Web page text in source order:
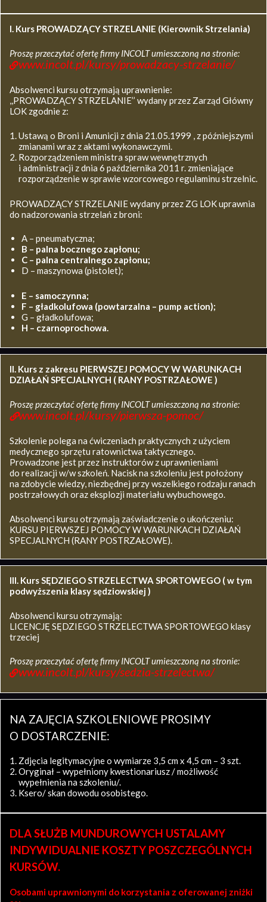
I. Kurs PROWADZĄCY STRZELANIE (Kierownik Strzelania)
Proszę przeczytać ofertę firmy INCOLT umieszczoną na stronie:
www.incolt.pl/kursy/prowadzacy-strzelanie/
Absolwenci kursu otrzymają uprawnienie:
,,PROWADZĄCY STRZELANIE’’ wydany przez Zarząd Główny
LOK zgodnie z:
Ustawą o Broni i Amunicji z dnia 21.05.1999 , z późniejszymi
zmianami wraz z aktami wykonawczymi.
Rozporządzeniem ministra spraw wewnętrznych
i administracji z dnia 6 października 2011 r. zmieniające
rozporządzenie w sprawie wzorcowego regulaminu strzelnic.
PROWADZĄCY STRZELANIE wydany przez ZG LOK uprawnia
do nadzorowania strzelań z broni:
A – pneumatyczna;
B – palna bocznego zapłonu;
C – palna centralnego zapłonu;
D – maszynowa (pistolet);
E – samoczynna;
F – gładkolufowa (powtarzalna – pump action);
G – gładkolufowa;
H – czarnoprochowa.
II. Kurs z zakresu PIERWSZEJ POMOCY W WARUNKACH
DZIAŁAŃ SPECJALNYCH ( RANY POSTRZAŁOWE )
Proszę przeczytać ofertę firmy INCOLT umieszczoną na stronie:
www.incolt.pl/kursy/pierwsza-pomoc/
Szkolenie polega na ćwiczeniach praktycznych z użyciem
medycznego sprzętu ratownictwa taktycznego.
Prowadzone jest przez instruktorów z uprawnieniami
do realizacji w/w szkoleń. Nacisk na szkoleniu jest położony
na zdobycie wiedzy, niezbędnej przy wszelkiego rodzaju ranach
postrzałowych oraz eksplozji materiału wybuchowego.
Absolwenci kursu otrzymają zaświadczenie o ukończeniu:
KURSU PIERWSZEJ POMOCY W WARUNKACH DZIAŁAŃ
SPECJALNYCH (RANY POSTRZAŁOWE).
III. Kurs SĘDZIEGO STRZELECTWA SPORTOWEGO ( w tym
podwyższenia klasy sędziowskiej )
Absolwenci kursu otrzymają:
LICENCJĘ SĘDZIEGO STRZELECTWA SPORTOWEGO klasy
trzeciej
Proszę przeczytać ofertę firmy INCOLT umieszczoną na stronie:
www.incolt.pl/kursy/sedzia-strzelectwa/
NA ZAJĘCIA SZKOLENIOWE PROSIMY
O DOSTARCZENIE:
Zdjęcia legitymacyjne o wymiarze 3,5 cm x 4,5 cm – 3 szt.
Oryginał – wypełniony kwestionariusz / możliwość
wypełnienia na szkoleniu/.
Ksero/ skan dowodu osobistego.
DLA SŁUŻB MUNDUROWYCH USTALAMY
INDYWIDUALNIE KOSZTY POSZCZEGÓLNYCH
KURSÓW.
Osobami uprawnionymi do korzystania z oferowanej zniżki